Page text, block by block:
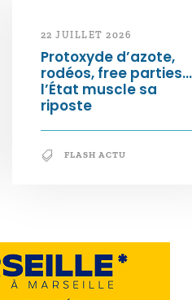
22 JUILLET 2026
Protoxyde d’azote,
rodéos, free parties…
l’État muscle sa
riposte
FLASH ACTU